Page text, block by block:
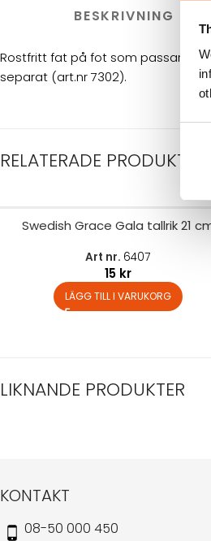
BESKRIVNING
Rostfritt fat på fot som passar till
separat (art.nr 7302).
RELATERADE PRODUKTER
Swedish Grace Gala tallrik 21
Art nr. 6407
15 kr
LÄGG TILL I VARUKORG
LIKNANDE PRODUKTER
KONTAKT
08-50 000 450